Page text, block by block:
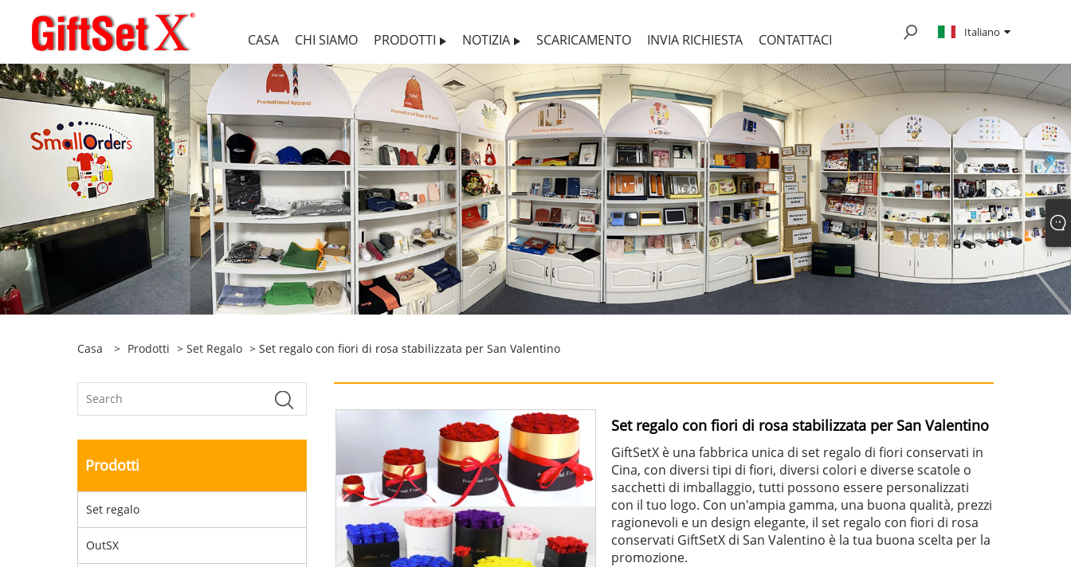
CASA CHI SIAMO PRODOTTI NOTIZIA SCARICAMENTO INVIA RICHIESTA CONTATTACI Italiano
Casa > Prodotti > Set Regalo > Set regalo con fiori di rosa stabilizzata per San Valentino
Prodotti
Set regalo
OutSX
Set regalo con fiori di rosa stabilizzata per San Valentino
GiftSetX è una fabbrica unica di set regalo di fiori conservati in
Cina, con diversi tipi di fiori, diversi colori e diverse scatole o
sacchetti di imballaggio, tutti possono essere personalizzati
con il tuo logo. Con un'ampia gamma, una buona qualità, prezzi
ragionevoli e un design elegante, il set regalo con fiori di rosa
conservati GiftSetX di San Valentino è la tua buona scelta per la
promozione.